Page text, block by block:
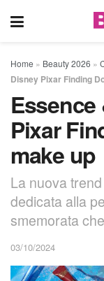
Home » Beauty 2026 »
Disney Pixar Finding
Essence
Pixar
make up
La nuova
dedicata alla
smemorata
03/10/2024